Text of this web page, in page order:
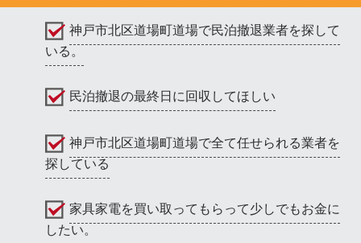
神戸市北区道場町道場で民泊撤退業者を探して
いる。
民泊撤退の最終日に回収してほしい
神戸市北区道場町道場で全て任せられる業者を
探している
家具家電を買い取ってもらって少しでもお金に
したい。